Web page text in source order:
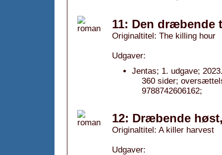
11: Den dræbende
Originaltitel: The killing hour
Udgaver:
Jentas; 1. udgave;
360 sider;
9788742606162;
12: Dræbende
Originaltitel: A killer harvest
Udgaver: